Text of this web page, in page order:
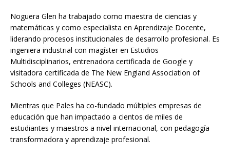
Noguera Glen ha trabajado como maestra de ciencias y
matemáticas y como especialista en Aprendizaje Docente,
liderando procesos institucionales de desarrollo profesional. Es
ingeniera industrial con magíster en Estudios
Multidisciplinarios, entrenadora certificada de Google y
visitadora certificada de The New England Association of
Schools and Colleges (NEASC).
Mientras que Pales ha co-fundado múltiples empresas de
educación que han impactado a cientos de miles de
estudiantes y maestros a nivel internacional, con pedagogía
transformadora y aprendizaje profesional.